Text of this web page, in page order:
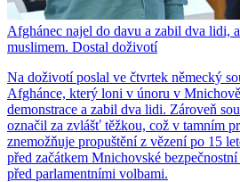
Afghánec najel do davu a zabil dva lidi,
muslimem. Dostal doživotí
Na doživotí poslal ve čtvrtek německý
Afghánce, který loni v únoru v
demonstrace a zabil dva lidi. Zároveň
označil za zvlášť těžkou, což v tamním
znemožňuje propuštění z vězení po 15
před začátkem Mnichovské
před parlamentními volbami.